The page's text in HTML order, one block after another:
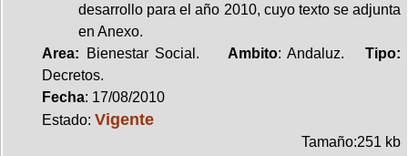
desarrollo para el año 2010, cuyo texto se adjunta
en Anexo.
Area: Bienestar Social. Ambito: Andaluz.Tipo:
Decretos.
Fecha: 17/08/2010
Estado: Vigente
Tamaño:251 kb